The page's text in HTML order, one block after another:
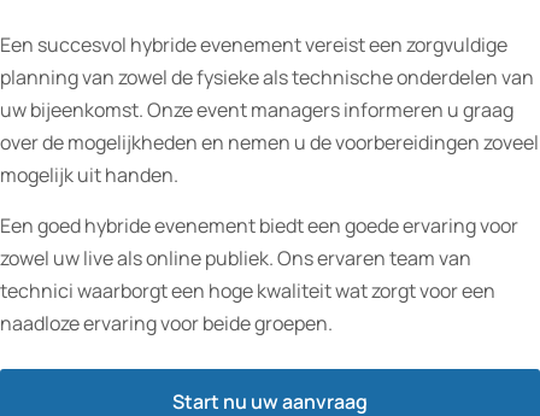
Een succesvol hybride evenement vereist een zorgvuldige
planning van zowel de fysieke als technische onderdelen van
uw bijeenkomst. Onze event managers informeren u graag
over de mogelijkheden en nemen u de voorbereidingen zoveel
mogelijk uit handen.
Een goed hybride evenement biedt een goede ervaring voor
zowel uw live als online publiek. Ons ervaren team van
technici waarborgt een hoge kwaliteit wat zorgt voor een
naadloze ervaring voor beide groepen.
Start nu uw aanvraag